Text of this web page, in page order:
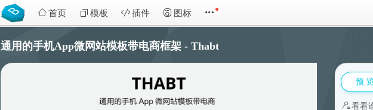
首页 模板 插件 图标
通用的手机App微网站模板带电商框架 - Thabt
预
看看